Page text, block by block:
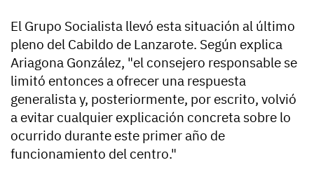
El Grupo Socialista llevó esta situación al último
pleno del Cabildo de Lanzarote. Según explica
Ariagona González, "el consejero responsable se
limitó entonces a ofrecer una respuesta
generalista y, posteriormente, por escrito, volvió
a evitar cualquier explicación concreta sobre lo
ocurrido durante este primer año de
funcionamiento del centro."